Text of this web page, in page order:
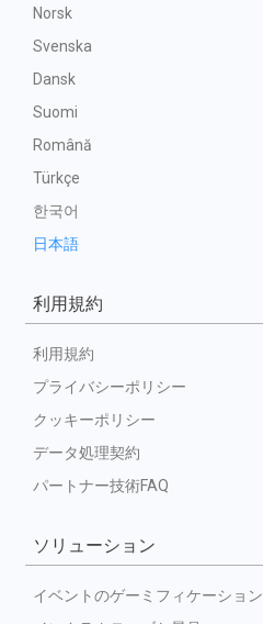
Norsk
Svenska
Dansk
Suomi
Română
Türkçe
한국어
日本語
利用規約
利用規約
プライバシーポリシー
クッキーポリシー
データ処理契約
パートナー技術FAQ
ソリューション
イベントのゲーミフィケーション